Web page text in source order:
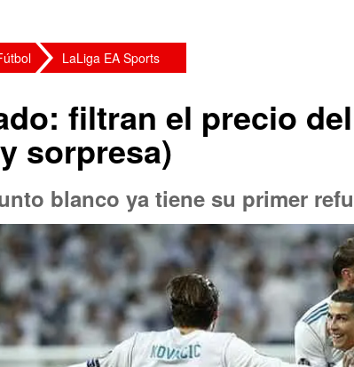
LaLiga EA Sports
filtran el precio
sorpresa)
blanco ya tiene su primer